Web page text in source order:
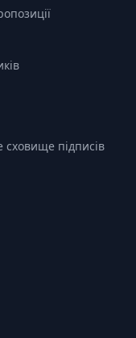
підписів